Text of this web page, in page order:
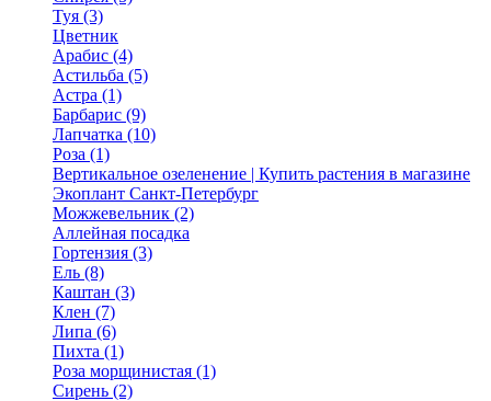
Туя (3)
Цветник
Арабис (4)
Астильба (5)
Астра (1)
Барбарис (9)
Лапчатка (10)
Роза (1)
Вертикальное озеленение | Купить растения в магазине
Экоплант Санкт-Петербург
Можжевельник (2)
Аллейная посадка
Гортензия (3)
Ель (8)
Каштан (3)
Клен (7)
Липа (6)
Пихта (1)
Роза морщинистая (1)
Сирень (2)